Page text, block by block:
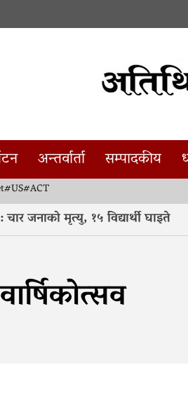
अन्तर्वार्ता सम्पादकीय
जनाको मृत्यु, १५ विद्यार्थी घाइते